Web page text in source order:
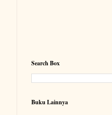
Search Box
Buku Lainnya